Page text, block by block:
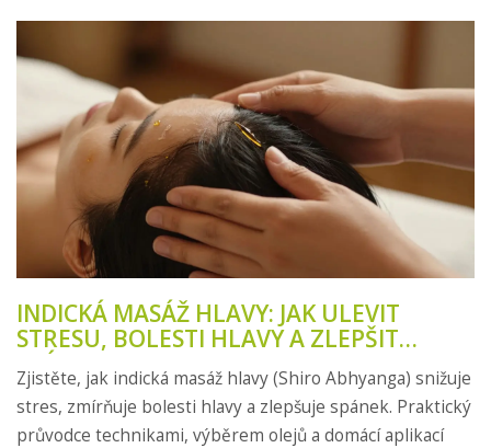
INDICKÁ MASÁŽ HLAVY: JAK ULEVIT
STRESU, BOLESTI HLAVY A ZLEPŠIT
SPÁNEK
Zjistěte, jak indická masáž hlavy (Shiro Abhyanga) snižuje
stres, zmírňuje bolesti hlavy a zlepšuje spánek. Praktický
průvodce technikami, výběrem olejů a domácí aplikací